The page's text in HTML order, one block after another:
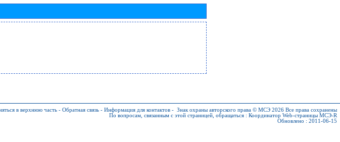
в верхнюю часть - Обратная связь - Информация для контактов - Знак охраны авторского права © МСЭ 2026 Все права сохранены
По вопросам, связанным с этой страницей, обращаться : Координатор Web-страницы МСЭ-R
Обновлено : 2011-06-15